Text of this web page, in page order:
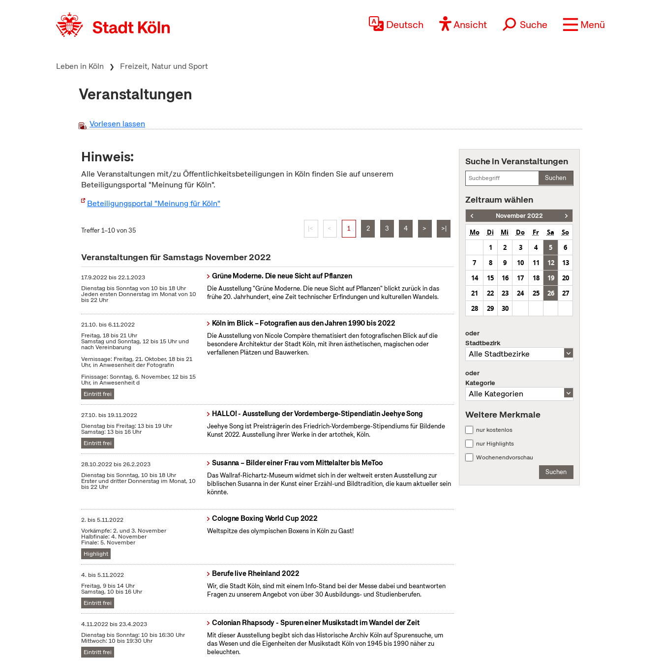
Deutsch Ansicht Suche Menü
Leben in Köln Freizeit, Natur und Sport
Veranstaltungen
Vorlesen lassen
Hinweis:
Alle Veranstaltungen mit/zu Öffentlichkeitsbeteiligungen in Köln finden Sie auf unserem
Beteiligungsportal "Meinung für Köln".
Beteiligungsportal "Meinung für Köln"
Treffer 1–10 von 35 |< < 1 2 3 4 > >|
Veranstaltungen für Samstags November 2022
17.9.2022 bis22.1.2023
Dienstag bis Sonntag von 10 bis 18 Uhr
Jeden ersten Donnerstag im Monat von 10
bis 22 Uhr
Grüne Moderne. Die neue Sicht auf Pflanzen
Die Ausstellung "Grüne Moderne. Die neue Sicht auf Pflanzen" blickt zurück in das
frühe 20. Jahrhundert, eine Zeit technischer Erfindungen und kulturellen Wandels.
21.10. bis6.11.2022
Freitag, 18 bis 21 Uhr
Samstag und Sonntag, 12 bis 15 Uhr und
nach Vereinbarung
Vernissage: Freitag, 21. Oktober, 18 bis 21
Uhr, in Anwesenheit der Fotografin
Finissage: Sonntag, 6. November, 12 bis 15
Uhr, in Anwesenheit d
Eintritt frei
Köln im Blick – Fotografien aus den Jahren 1990 bis 2022
Die Ausstellung von Nicole Compère thematisiert den fotografischen Blick auf die
besondere Architektur der Stadt Köln, mit ihren ästhetischen, magischen oder
verfallenen Plätzen und Bauwerken.
27.10. bis19.11.2022
Dienstag bis Freitag: 13 bis 19 Uhr
Samstag: 13 bis 16 Uhr
Eintritt frei
HALLO! - Ausstellung der Vordemberge-Stipendiatin Jeehye Song
Jeehye Song ist Preisträgerin des Friedrich-Vordemberge-Stipendiums für Bildende
Kunst 2022. Ausstellung ihrer Werke in der artothek, Köln.
28.10.2022 bis26.2.2023
Dienstag bis Sonntag, 10 bis 18 Uhr
Erster und dritter Donnerstag im Monat, 10
bis 22 Uhr
Susanna – Bilder einer Frau vom Mittelalter bis MeToo
Das Wallraf-Richartz-Museum widmet sich in der weltweit ersten Ausstellung zur
biblischen Susanna in der Kunst einer Erzähl-und Bildtradition, die kaum aktueller sein
könnte.
2. bis5.11.2022
Vorkämpfe: 2. und 3. November
Halbfinale: 4. November
Finale: 5. November
Highlight
Cologne Boxing World Cup 2022
Weltspitze des olympischen Boxens in Köln zu Gast!
4. bis5.11.2022
Freitag, 9 bis 14 Uhr
Samstag, 10 bis 16 Uhr
Eintritt frei
Berufe live Rheinland 2022
Wir, die Stadt Köln, sind mit einem Info-Stand bei der Messe dabei und beantworten
Fragen zu unserem Angebot von über 30 Ausbildungs- und Studienberufen.
4.11.2022 bis23.4.2023
Dienstag bis Sonntag: 10 bis 16:30 Uhr
Mittwoch: 10 bis 19:30 Uhr
Eintritt frei
Colonian Rhapsody - Spuren einer Musikstadt im Wandel der Zeit
Mit dieser Ausstellung begibt sich das Historische Archiv Köln auf Spurensuche, um
das Wesen und die Eigenheiten der Musikstadt Köln von 1945 bis 1990 näher zu
beleuchten.
Suche in Veranstaltungen
Suchen
Zeitraum wählen
November 2022
Mo Di Mi Do Fr Sa
So
1
2 3 4 5
6
7
8 9 10 11 12
13
14
15 16 17 18 19
20
21
22 23 24 25 26
27
28
29 30
oder
Stadtbezirk
oder
Kategorie
Weitere Merkmale
nur kostenlos
nur Highlights
Wochenendvorschau
Suchen